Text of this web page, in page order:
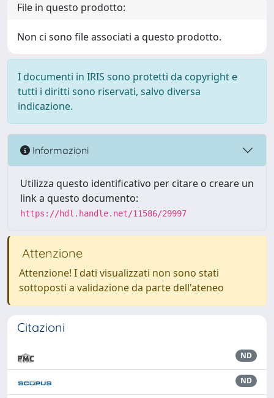
File in questo prodotto:
Non ci sono file associati a questo prodotto.
I documenti in IRIS sono protetti da copyright e
tutti i diritti sono riservati, salvo diversa
indicazione.
Informazioni
Utilizza questo identificativo per citare o creare un
link a questo documento:
https://hdl.handle.net/11586/29997
Attenzione
Attenzione! I dati visualizzati non sono stati
sottoposti a validazione da parte dell'ateneo
Citazioni
ND
ND